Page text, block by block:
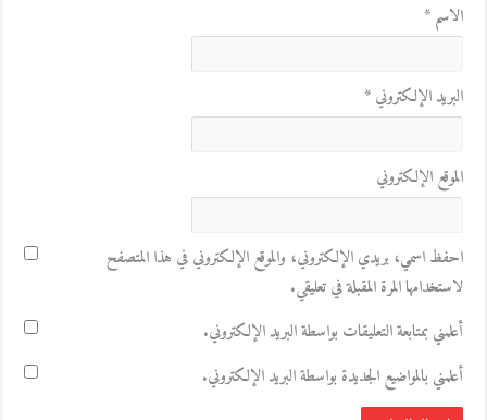
الاسم*
البريد الإلكتروني*
الموقع الإلكتروني
احفظ اسمي، بريدي الإلكتروني، والموقع الإلكتروني في هذا المتصفح
لاستخدامها المرة المقبلة في تعليقي.
أعلمني بمتابعة التعليقات بواسطة البريد الإلكتروني.
أعلمني بالمواضيع الجديدة بواسطة البريد الإلكتروني.